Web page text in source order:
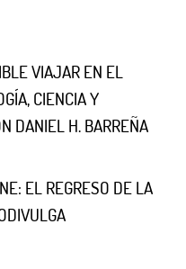
VIAJAR EN EL
CIENCIA Y
DANIEL H. BARREÑA
EL REGRESO DE LA